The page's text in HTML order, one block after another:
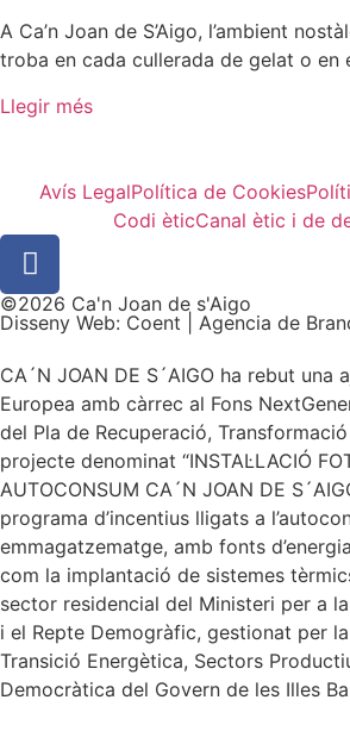
A Ca’n Joan de S’Aigo, l’ambient
troba en cada cullerada de gelat o en
Llegir més
Avís LegalPolítica de Cookies
Codi èticCanal ètic i de
©2026 Ca'n Joan de s'Aigo
Disseny Web: Coent | Agencia de
CA´N JOAN DE S´AIGO ha rebut una
Europea amb càrrec al Fons
del Pla de Recuperació,
projecte denominat “INSTAL·LACIÓ
AUTOCONSUM CA´N JOAN DE
programa d’incentius lligats a
emmagatzematge, amb fonts
com la implantació de sistemes
sector residencial del Ministeri per a
i el Repte Demogràfic, gestionat per
Transició Energètica, Sectors
Democràtica del Govern de les Illes